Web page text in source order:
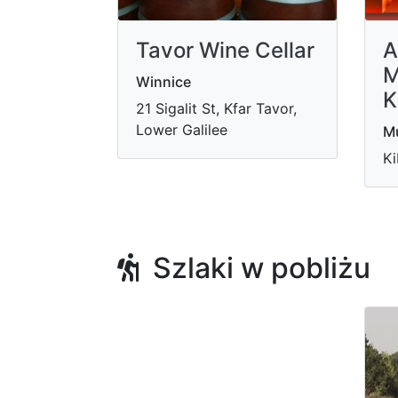
Tavor Wine Cellar
Winnice
21 Sigalit St, Kfar Tavor,
Lower Galilee
Szlaki w pobliżu